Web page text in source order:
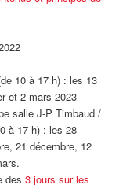
10 à 17 h) : les 13
et 2 mars 2023
salle J-P Timbaud /
à 17 h) : les 28
21 décembre, 12
des3 jours sur les